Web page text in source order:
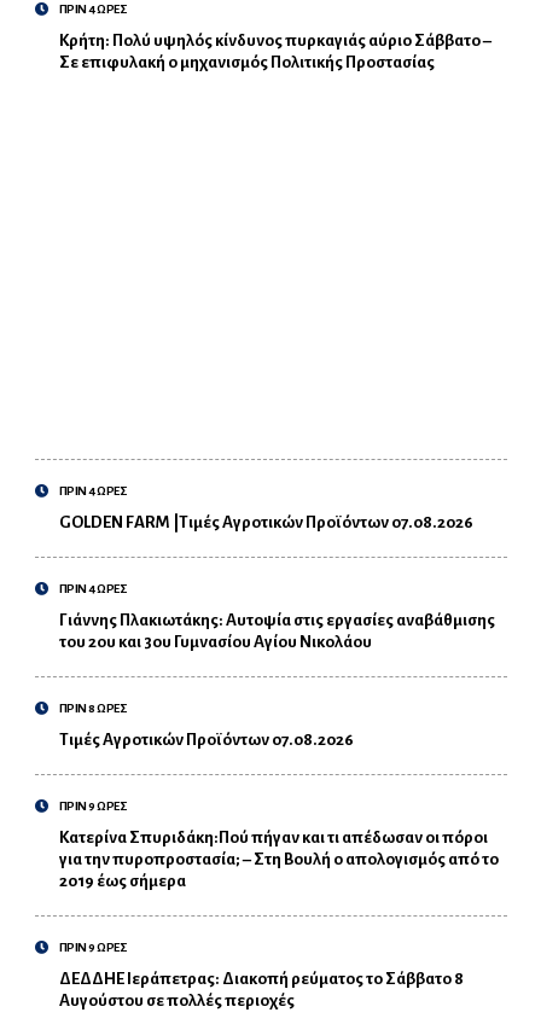
ΠΡΙΝ 4 ΩΡΕΣ
Κρήτη: Πολύ υψηλός κίνδυνος πυρκαγιάς αύριο Σάββατο –
Σε επιφυλακή ο μηχανισμός Πολιτικής Προστασίας
ΠΡΙΝ 4 ΩΡΕΣ
GOLDEN FARM |Τιμές Αγροτικών Προϊόντων 07.08.2026
ΠΡΙΝ 4 ΩΡΕΣ
Γιάννης Πλακιωτάκης: Αυτοψία στις εργασίες αναβάθμισης
του 2ου και 3ου Γυμνασίου Αγίου Νικολάου
ΠΡΙΝ 8 ΩΡΕΣ
Τιμές Αγροτικών Προϊόντων 07.08.2026
ΠΡΙΝ 9 ΩΡΕΣ
Κατερίνα Σπυριδάκη:Πού πήγαν και τι απέδωσαν οι πόροι
για την πυροπροστασία; – Στη Βουλή ο απολογισμός από το
2019 έως σήμερα
ΠΡΙΝ 9 ΩΡΕΣ
ΔΕΔΔΗΕ Ιεράπετρας: Διακοπή ρεύματος το Σάββατο 8
Αυγούστου σε πολλές περιοχές